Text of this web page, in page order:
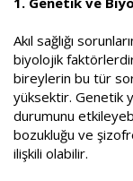
Akıl sağlığı
biyolojik
bireylerin bu tür
yüksektir. Genetik
durumunu
bozukluğu ve
ilişkili olabilir.